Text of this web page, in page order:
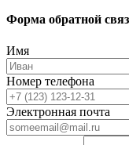
Форма обратной
Имя
Номер телефона
Электронная почта